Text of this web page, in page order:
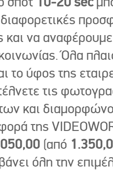
να
Όλα
το ύφος της
τις
και
της
(από
όλη την